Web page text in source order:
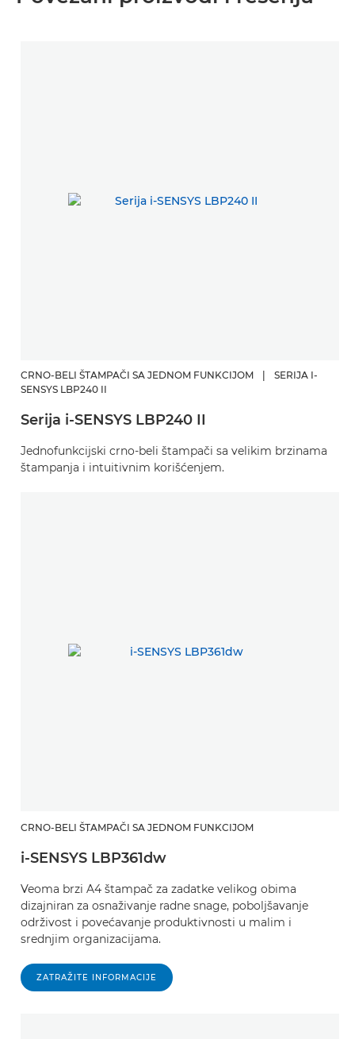
CRNO-BELI ŠTAMPAČI SA JEDNOM FUNKCIJOM
SERIJA I-
SENSYS LBP240 II
Serija i-SENSYS LBP240 II
Jednofunkcijski crno-beli štampači sa velikim brzinama
štampanja i intuitivnim korišćenjem.
CRNO-BELI ŠTAMPAČI SA JEDNOM FUNKCIJOM
i-SENSYS LBP361dw
Veoma brzi A4 štampač za zadatke velikog obima
dizajniran za osnaživanje radne snage, poboljšavanje
održivost i povećavanje produktivnosti u malim i
srednjim organizacijama.
ZATRAŽITE INFORMACIJE